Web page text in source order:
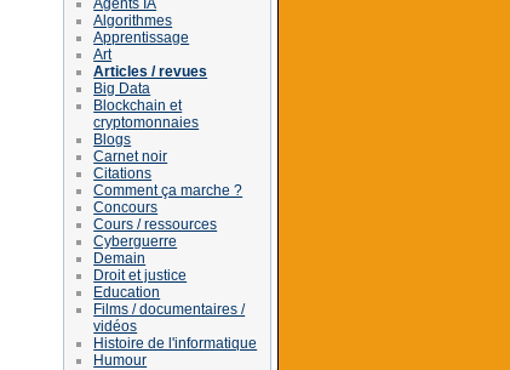
Algorithmes
Apprentissage
Art
Articles / revues
Big Data
Blockchain et
cryptomonnaies
Blogs
Carnet noir
Citations
Comment ça marche ?
Concours
Cours / ressources
Cyberguerre
Demain
Droit et justice
Education
Films / documentaires /
vidéos
Histoire de l'informatique
Humour